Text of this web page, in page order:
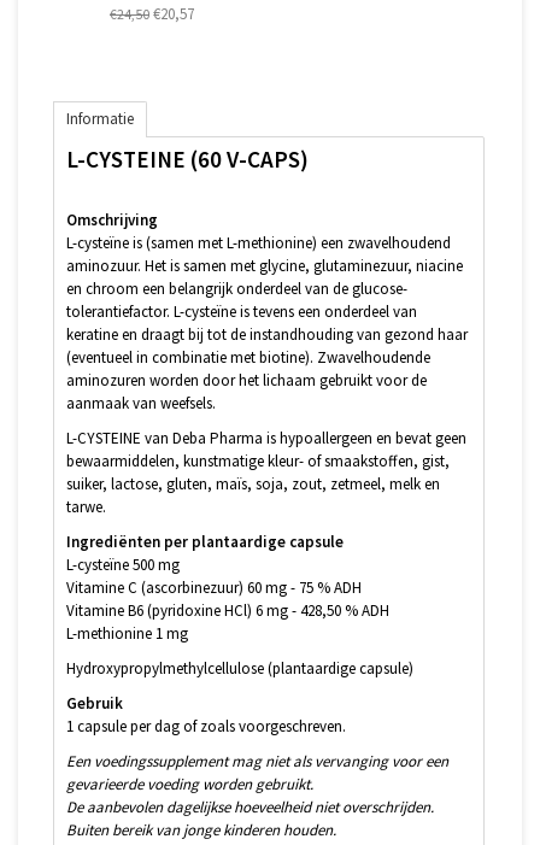
€24,50 €20,57
Informatie
L-CYSTEINE (60 V-CAPS)
Omschrijving
L-cysteïne is (samen met L-methionine) een zwavelhoudend
aminozuur. Het is samen met glycine, glutaminezuur, niacine
en chroom een belangrijk onderdeel van de glucose-
tolerantiefactor. L-cysteïne is tevens een onderdeel van
keratine en draagt bij tot de instandhouding van gezond haar
(eventueel in combinatie met biotine). Zwavelhoudende
aminozuren worden door het lichaam gebruikt voor de
aanmaak van weefsels.
L-CYSTEINE van Deba Pharma is hypoallergeen en bevat geen
bewaarmiddelen, kunstmatige kleur- of smaakstoffen, gist,
suiker, lactose, gluten, maïs, soja, zout, zetmeel, melk en
tarwe.
Ingrediënten per plantaardige capsule
L-cysteïne 500 mg
Vitamine C (ascorbinezuur) 60 mg - 75 % ADH
Vitamine B6 (pyridoxine HCl) 6 mg - 428,50 % ADH
L-methionine 1 mg
Hydroxypropylmethylcellulose (plantaardige capsule)
Gebruik
1 capsule per dag of zoals voorgeschreven.
Een voedingssupplement mag niet als vervanging voor een
gevarieerde voeding worden gebruikt.
De aanbevolen dagelijkse hoeveelheid niet overschrijden.
Buiten bereik van jonge kinderen houden.